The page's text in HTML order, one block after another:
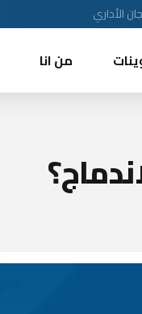
الأداري
من انا